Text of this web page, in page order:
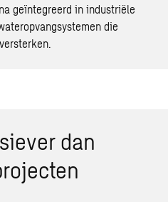
geïntegreerd in industriële
die
versterken.
dan